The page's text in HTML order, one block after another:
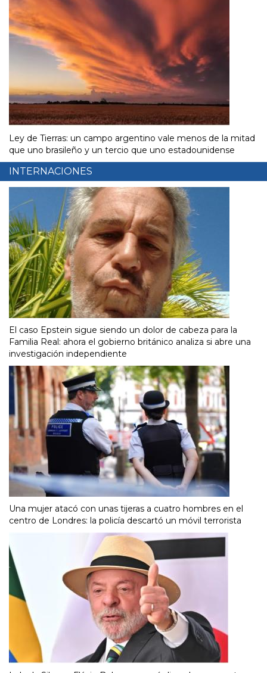
Ley de Tierras: un campo argentino vale menos de la mitad
que uno brasileño y un tercio que uno estadounidense
INTERNACIONES
El caso Epstein sigue siendo un dolor de cabeza para la
Familia Real: ahora el gobierno británico analiza si abre una
investigación independiente
Una mujer atacó con unas tijeras a cuatro hombres en el
centro de Londres: la policía descartó un móvil terrorista